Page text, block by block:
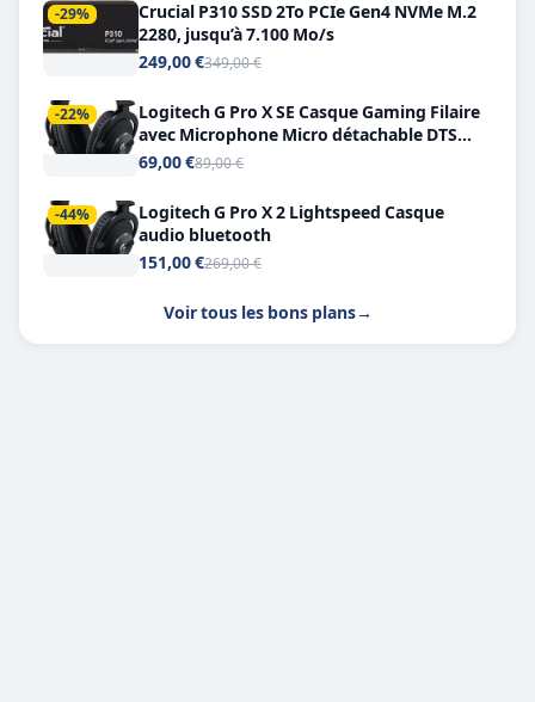
-29%
Crucial P310 SSD 2To PCIe Gen4 NVMe M.2
2280, jusqu’à 7.100 Mo/s
249,00 €349,00 €
-22%
Logitech G Pro X SE Casque Gaming Filaire
avec Microphone Micro détachable DTS
Headphone X 7.1
69,00 €89,00 €
-44%
Logitech G Pro X 2 Lightspeed Casque
audio bluetooth
151,00 €269,00 €
Voir tous les bons plans→